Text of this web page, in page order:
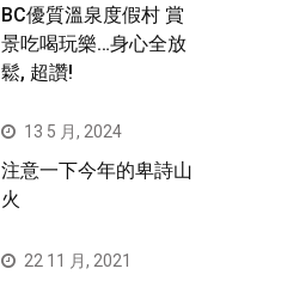
BC優質溫泉度假村 賞
景吃喝玩樂…身心全放
鬆, 超讚!
13 5 月, 2024
注意一下今年的卑詩山
火
22 11 月, 2021